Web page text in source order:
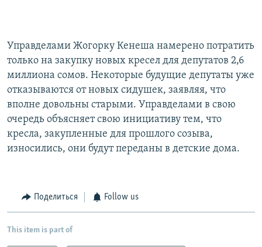
Управделами Жогорку Кенеша намерено потратить
только на закупку новых кресел для депутатов 2,6
миллиона сомов. Некоторые будущие депутаты уже
отказываются от новых сидушек, заявляя, что
вполне довольны старыми. Управделами в свою
очередь объясняет свою инициативу тем, что
кресла, закупленные для прошлого созыва,
износились, они будут переданы в детские дома.
Поделиться Follow us
This item is part of